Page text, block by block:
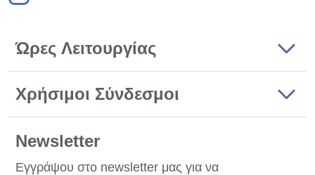
Ώρες Λειτουργίας
Χρήσιμοι Σύνδεσμοι
Newsletter
Εγγράψου στο newsletter μας για να